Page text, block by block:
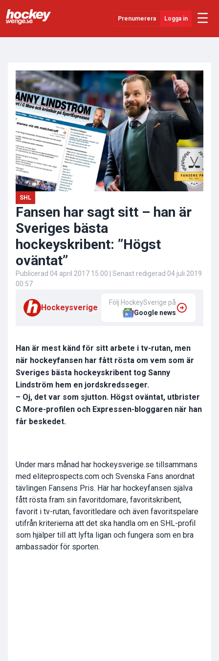
Prenumerera Logga in ☰
SHL
Evenemang
Övrigt
SHL
Fansen har sagt sitt – han är
Sveriges bästa
hockeyskribent: ”Högst
oväntat”
Publicerad 04 april 2017 15:00 | Senast redigerad 04 juli 2019
00:57
Hockeysverige
Följ HockeySverige på
Google news
Han är mest känd för sitt arbete i tv-rutan, men
när hockeyfansen har fått rösta om vem som är
Sveriges bästa hockeyskribent tog Sanny
Lindström hem en jordskredsseger.
– Oj, det var som sjutton. Högst oväntat, utbrister
C More-profilen och Expressen-bloggaren när han
får beskedet.
Under mars månad har hockeysverige.se tillsammans
med eliteprospects.com och Svenska Fans anordnat
tävlingen Fansens Pris. Här har hockeyfansen själva
fått rösta fram sin favoritdomare, favoritskribent,
favorit i tv-rutan, favoritledare och även favoritspelare
utifrån kriterierna att det ska handla om en SHL-profil
som hjälper till att lyfta ligan och fungera som en bra
ambassadör för sporten.